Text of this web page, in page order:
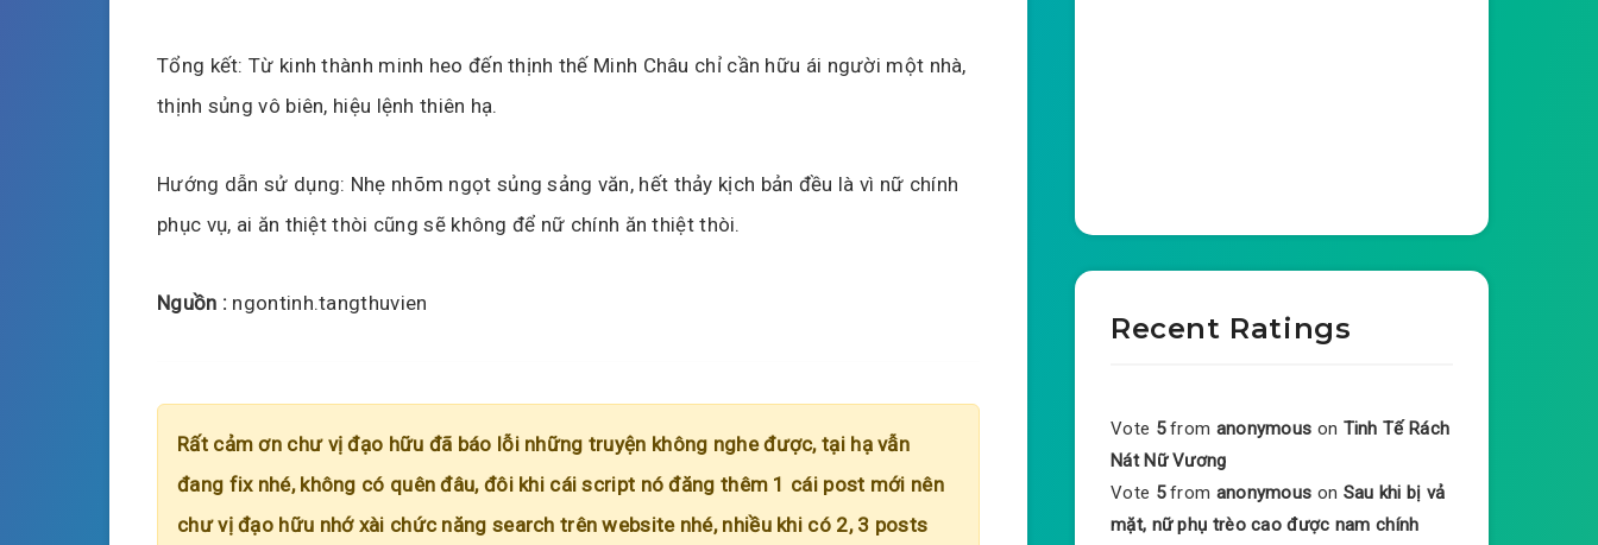
Tổng kết: Từ kinh thành minh heo đến thịnh thế Minh Châu chỉ cần hữu ái người một nhà,
thịnh sủng vô biên, hiệu lệnh thiên hạ.
Hướng dẫn sử dụng: Nhẹ nhõm ngọt sủng sảng văn, hết thảy kịch bản đều là vì nữ chính
phục vụ, ai ăn thiệt thòi cũng sẽ không để nữ chính ăn thiệt thòi.
Nguồn : ngontinh.tangthuvien
Rất cảm ơn chư vị đạo hữu đã báo lỗi những truyện không nghe được, tại hạ vẫn
đang fix nhé, không có quên đâu, đôi khi cái script nó đăng thêm 1 cái post mới nên
chư vị đạo hữu nhớ xài chức năng search trên website nhé, nhiều khi có 2, 3 posts
Recent Ratings
Vote 5 from anonymous on Tinh Tế Rách
Nát Nữ Vương
Vote 5 from anonymous on Sau khi bị vả
mặt, nữ phụ trèo cao được nam chính